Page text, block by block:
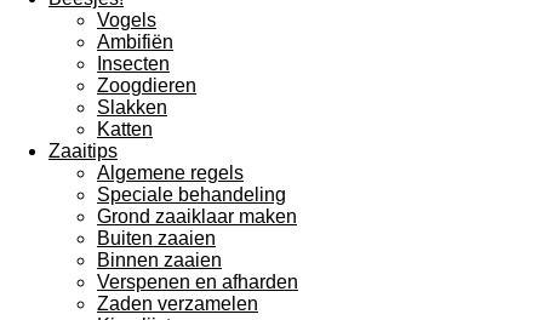
Vogels
Ambifiën
Insecten
Zoogdieren
Slakken
Katten
Zaaitips
Algemene regels
Speciale behandeling
Grond zaaiklaar maken
Buiten zaaien
Binnen zaaien
Verspenen en afharden
Zaden verzamelen